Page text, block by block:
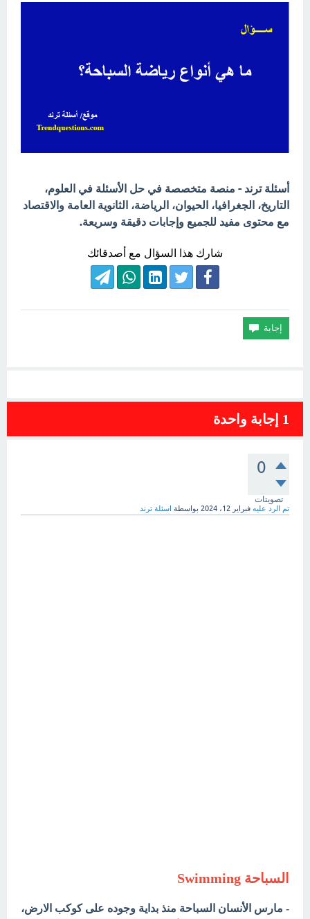
أسئلة ترند - منصة متخصصة في حل الأسئلة في العلوم،
التاريخ، الجغرافيا، الحيوان، الرياضة، الثانوية العامة والاقتصاد
مع محتوى مفيد للجميع وإجابات دقيقة وسريعة.
شارك هذا السؤال مع أصدقائك
1 إجابة واحدة
0
تصويتات
تم الرد عليه فبراير 12، 2024 بواسطة اسئلة ترند
السباحة Swimming
- مارس الأنسان السباحة منذ بداية وجوده على كوكب الارض،